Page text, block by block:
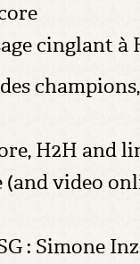
cinglant à
H2H and
video
: Simone